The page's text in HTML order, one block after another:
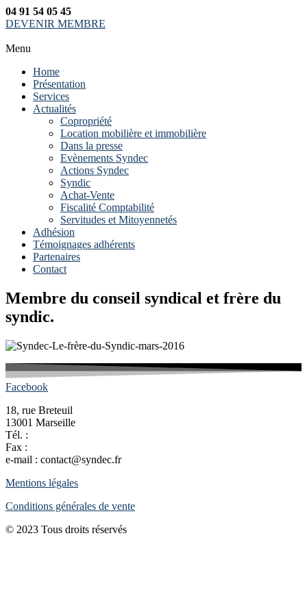
04 91 54 05 45
DEVENIR MEMBRE
Menu
Home
Présentation
Services
Actualités
Copropriété
Location mobilière et immobilière
Dans la presse
Evènements Syndec
Actions Syndec
Syndic
Achat-Vente
Fiscalité Comptabilité
Servitudes et Mitoyennetés
Adhésion
Témoignages adhérents
Partenaires
Contact
Membre du conseil syndical et frère du
syndic.
Facebook
18, rue Breteuil
13001 Marseille
Tél. :
Fax :
e-mail : contact@syndec.fr
Mentions légales
Conditions générales de vente
© 2023 Tous droits réservés